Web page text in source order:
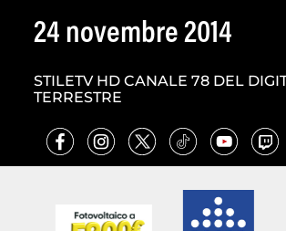
24 novembre 2014
STILETV HD CANALE 78 DEL
TERRESTRE